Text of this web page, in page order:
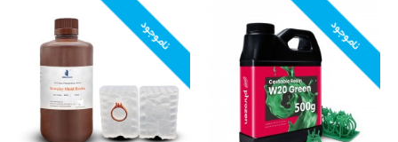
ناموجود ناموجود